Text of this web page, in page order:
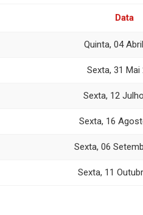
Data
Quinta, 04
Sexta, 31 Mai
Sexta, 12
Sexta, 16
Sexta, 06
Sexta, 11